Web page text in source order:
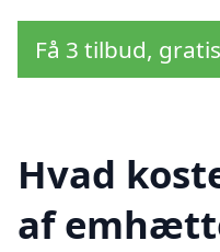
Få 3 tilbud,
Hvad
af